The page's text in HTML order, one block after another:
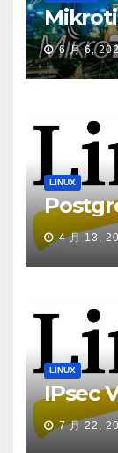
6 月 6,
LINUX
4 月 13,
LINUX
IPsec
7 月 22,